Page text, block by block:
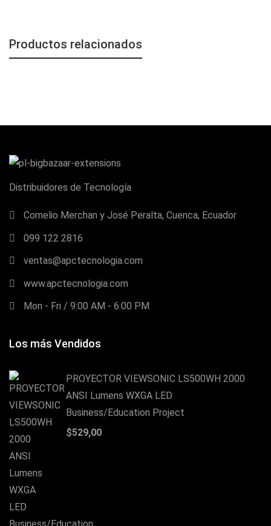
Productos relacionados
Distribuidores de Tecnología
Cornelio Merchan y José Peralta, Cuenca, Ecuador
099 122 2816
ventas@apctecnologia.com
www.apctecnologia.com
Mon - Fri / 9:00 AM - 6:00 PM
Los más Vendidos
PROYECTOR VIEWSONIC LS500WH 2000
ANSI Lumens WXGA LED
Business/Education Project
$529,00